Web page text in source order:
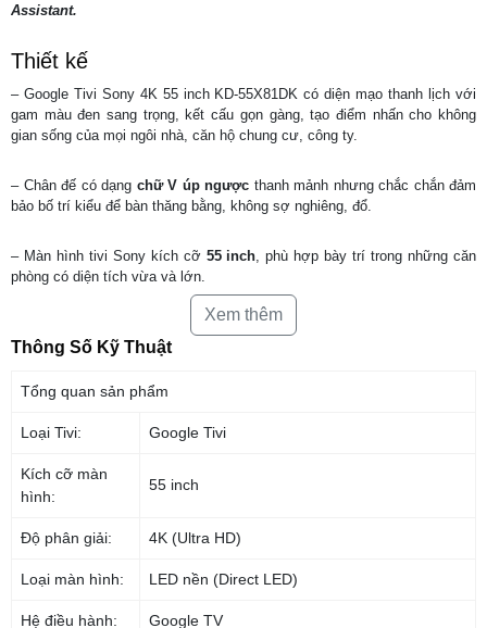
Assistant.
Thiết kế
– Google Tivi Sony 4K 55 inch KD-55X81DK có diện mạo thanh lịch với
gam màu đen sang trọng, kết cấu gọn gàng, tạo điểm nhấn cho không
gian sống của mọi ngôi nhà, căn hộ chung cư, công ty.
– Chân đế có dạng chữ V úp ngược thanh mảnh nhưng chắc chắn đảm
bảo bố trí kiểu để bàn thăng bằng, không sợ nghiêng, đổ.
– Màn hình tivi Sony kích cỡ 55 inch , phù hợp bày trí trong những căn
phòng có diện tích vừa và lớn.
*Hình ảnh chỉ mang tính chất minh họa cho sản phẩm
Xem thêm
Thông Số Kỹ Thuật
Tổng quan sản phẩm
Loại Tivi: Google Tivi
Kích cỡ màn
hình:
55 inch
Độ phân giải: 4K (Ultra HD)
Loại màn hình: LED nền (Direct LED)
Hệ điều hành: Google TV